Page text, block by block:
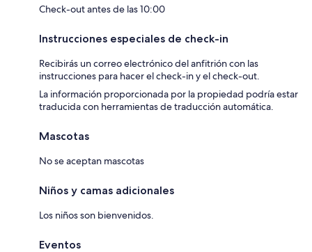
Check-out antes de las 10:00
Instrucciones especiales de check-in
Recibirás un correo electrónico del anfitrión con las
instrucciones para hacer el check-in y el check-out.
La información proporcionada por la propiedad podría estar
traducida con herramientas de traducción automática.
Mascotas
No se aceptan mascotas
Niños y camas adicionales
Los niños son bienvenidos.
Eventos